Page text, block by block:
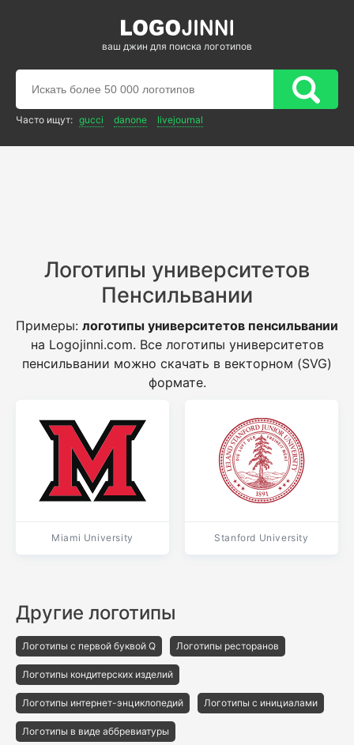
ваш джин для поиска логотипов
Часто ищут: gucci danone livejournal
Логотипы университетов
Пенсильвании
Примеры: логотипы университетов пенсильвании
на Logojinni.com. Все логотипы университетов
пенсильвании можно скачать в векторном (SVG)
формате.
Miami University Stanford University
Другие логотипы
Логотипы с первой буквой Q Логотипы ресторанов
Логотипы кондитерских изделий
Логотипы интернет-энциклопедий Логотипы с инициалами
Логотипы в виде аббревиатуры